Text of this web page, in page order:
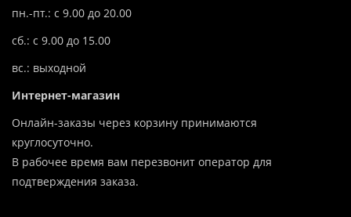
пн.-пт.: с 9.00 до 20.00
сб.: с 9.00 до 15.00
вс.: выходной
Интернет-магазин
Онлайн-заказы через корзину принимаются
круглосуточно.
В рабочее время вам перезвонит оператор для
подтверждения заказа.